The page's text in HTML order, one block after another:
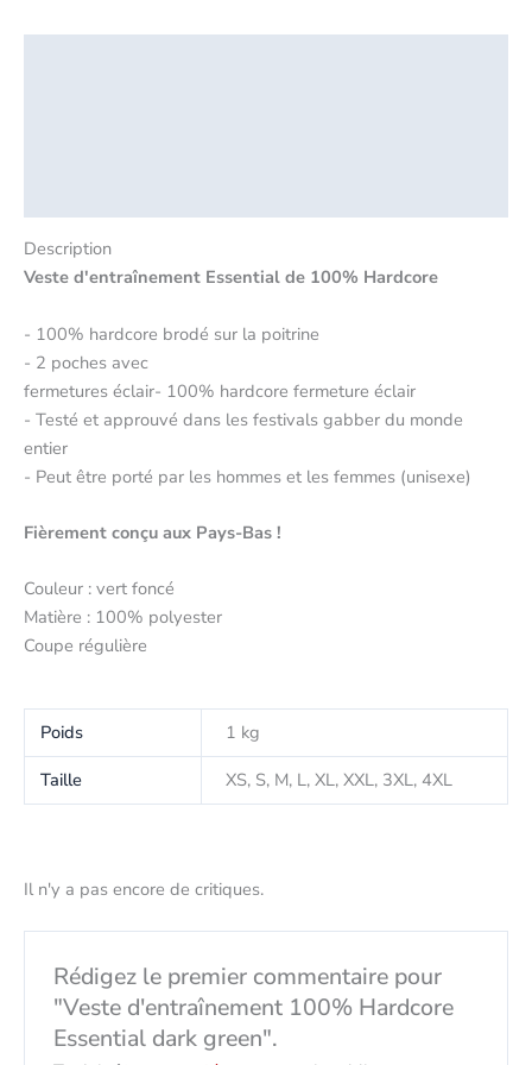
Description
Veste d'entraînement Essential de 100% Hardcore
- 100% hardcore brodé sur la poitrine
- 2 poches avec
fermetures éclair- 100% hardcore fermeture éclair
- Testé et approuvé dans les festivals gabber du monde
entier
- Peut être porté par les hommes et les femmes (unisexe)
Fièrement conçu aux Pays-Bas !
Couleur : vert foncé
Matière : 100% polyester
Coupe régulière
Poids
1 kg
Taille
XS, S, M, L, XL, XXL, 3XL, 4XL
Il n'y a pas encore de critiques.
Rédigez le premier commentaire pour
"Veste d'entraînement 100% Hardcore
Essential dark green".